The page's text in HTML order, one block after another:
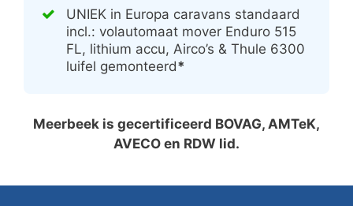
UNIEK in Europa caravans standaard
incl.: volautomaat mover Enduro 515
FL, lithium accu, Airco’s & Thule 6300
luifel gemonteerd*
Meerbeek is gecertificeerd BOVAG, AMTeK,
AVECO en RDW lid.